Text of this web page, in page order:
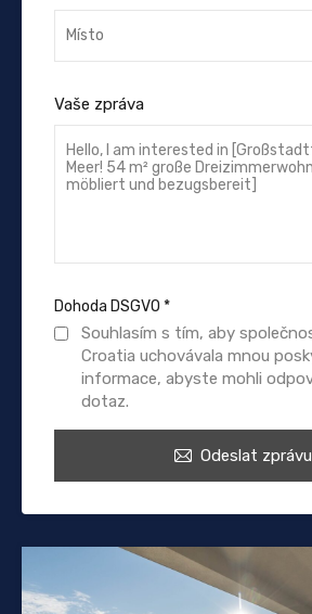
Vaše zpráva
Dohoda DSGVO *
Souhlasím s tím, aby
Croatia uchovávala mnou
informace, abyste mohli
dotaz.
Odeslat zprávu